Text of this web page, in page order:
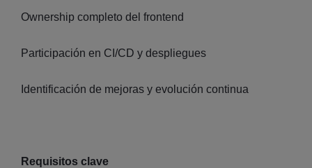
Ownership completo del frontend
Participación en CI/CD y despliegues
Identificación de mejoras y evolución continua
Requisitos clave